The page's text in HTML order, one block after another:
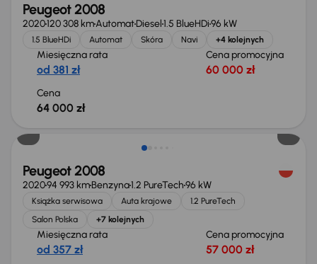
Peugeot 2008
2020120 308 kmAutomatDiesel1.5 BlueHDi96 kW
1.5 BlueHDi Automat Skóra Navi +4 kolejnych
Miesięczna rata
od 381 zł
Cena promocyjna
60 000 zł
Cena
64 000 zł
Peugeot 2008
202094 993 kmBenzyna1.2 PureTech96 kW
Książka serwisowa Auta krajowe
1.2 PureTech
Salon Polska
+7 kolejnych
Miesięczna rata
od 357 zł
Cena promocyjna
57 000 zł